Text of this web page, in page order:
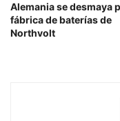
Alemania se desmaya
fábrica de baterías de
Northvolt